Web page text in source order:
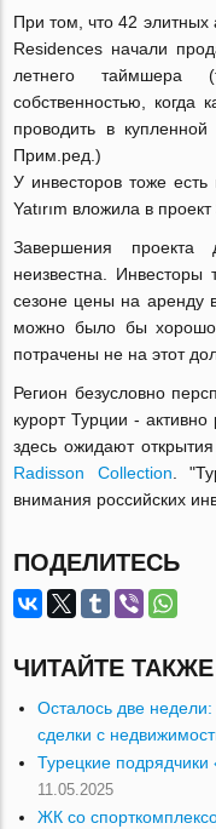
При том, что 42
Residences начали
летнего таймшера
собственностью, когда
проводить в
Прим.ред.)
У инвесторов тоже
Yatırım вложила в
Завершения
неизвестна.
сезоне цены на аренду
можно было бы хорошо
потрачены не на этот
Регион безусловно
курорт Турции -
здесь ожидают открытия
Radisson Collection .
внимания российских
ПОДЕЛИТЕСЬ
ЧИТАЙТЕ ТАКЖЕ
Осталось две
сделки с
Турецкие подрядчики
11.05.2025
ЖК со